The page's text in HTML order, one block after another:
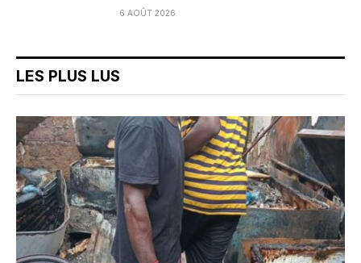
6 AOÛT 2026
LES PLUS LUS